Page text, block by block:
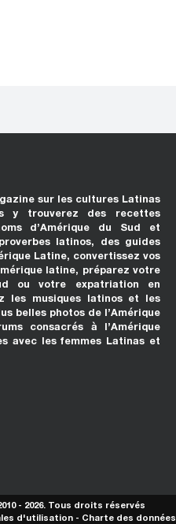
sur les cultures Latinas
y trouverez des recettes
d’Amérique du Sud et
latinos, des guides
Latine, convertissez vos
latine, préparez votre
ou votre expatriation en
les musiques latinos et les
belles photos de l’Amérique
consacrés à l’Amérique
avec les femmes Latinas et
- 2026. Tous droits réservés
d'utilisation - Charte des données